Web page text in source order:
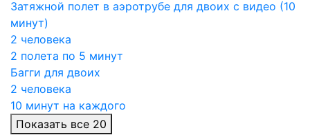
Затяжной полет в аэротрубе для двоих с видео (10
минут)
2 человека
2 полета по 5 минут
Багги для двоих
2 человека
10 минут на каждого
Показать все 20